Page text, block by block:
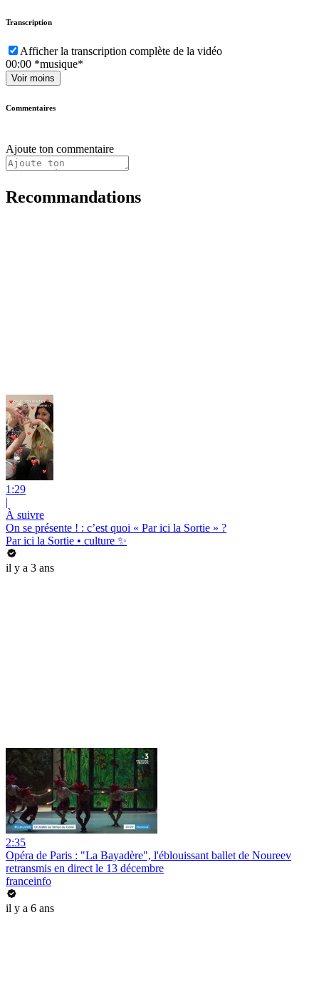
Transcription
Afficher la transcription complète de la vidéo
00:00 *musique*
Voir moins
Commentaires
Ajoute ton commentaire
Recommandations
1:29
|
À suivre
‍On se présente ! : c’est quoi « Par ici la Sortie » ?
Par ici la Sortie • culture ✨
il y a 3 ans
2:35
Opéra de Paris : "La Bayadère", l'éblouissant ballet de Noureev
retransmis en direct le 13 décembre
franceinfo
il y a 6 ans